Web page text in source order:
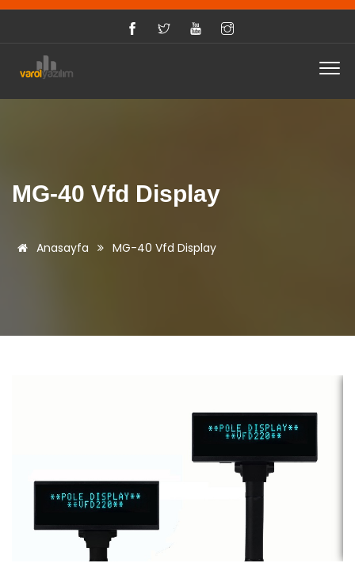
MG-40 Vfd Display
Anasayfa MG-40 Vfd Display